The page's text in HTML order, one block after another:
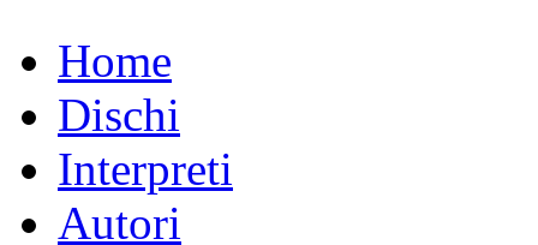
Home
Dischi
Interpreti
Autori